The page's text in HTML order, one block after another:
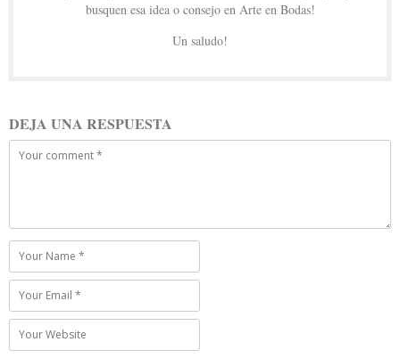
busquen esa idea o consejo en Arte en Bodas!
Un saludo!
DEJA UNA RESPUESTA